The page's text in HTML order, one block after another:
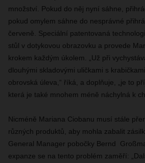
množství. Pokud do něj nyní sáhne,
pokud omylem sáhne do nesprávné
červeně. Speciální patentovaná
stůl v dotykovou obrazovku a provede
krokem každým úkolem. „Už při
dlouhými skladovými uličkami s
obrovská úleva,“ říká, a doplňuje, „je to
která je také mnohem méně náchylná k
Nicméně Mariana Ciobanu musí stále
různých produktů, aby mohla zabalit
General Manager pobočky Bernd
expanze se na tento problém zaměří: